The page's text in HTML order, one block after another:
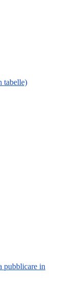
tabelle)
pubblicare in